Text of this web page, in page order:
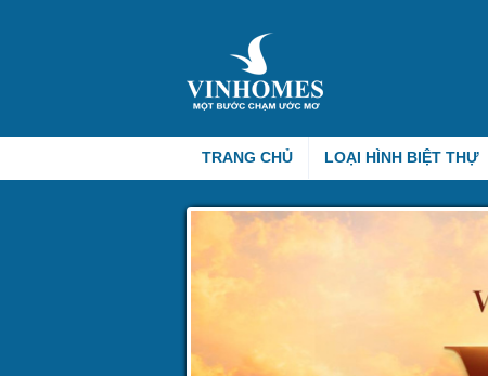
TRANG CHỦ LOẠI HÌNH BIỆT THỰ